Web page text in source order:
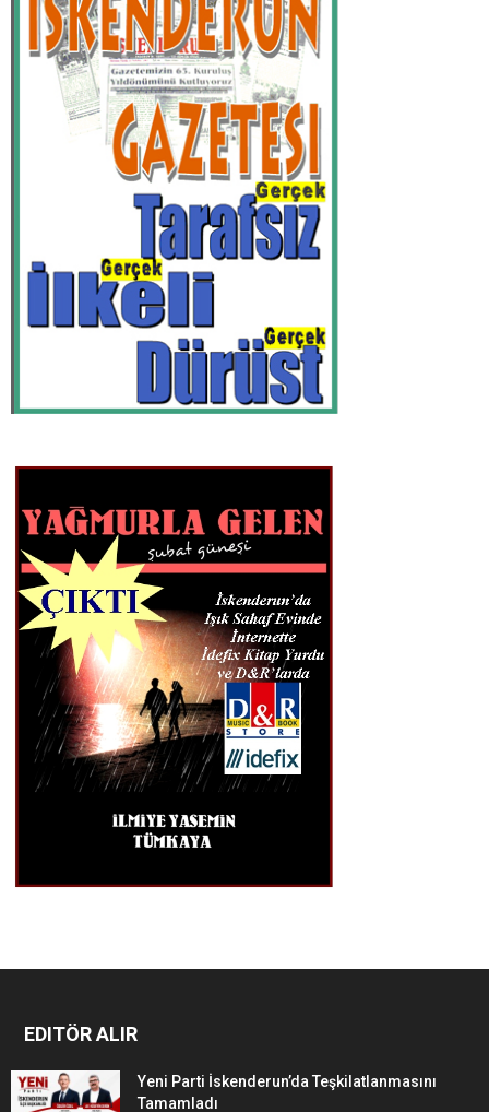
EDITÖR ALIR
Yeni Parti İskenderun’da Teşkilatlanmasını
Tamamladı